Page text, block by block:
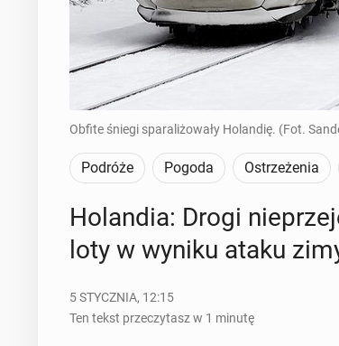
Obfite śniegi sparaliżowały Holandię. (Fot.
Podróże Pogoda Ostrzeżenia
Ho­lan­dia: Drogi
loty w wyniku ataku
5 STYCZNIA, 12:15
Ten tekst przeczytasz w 1 minutę